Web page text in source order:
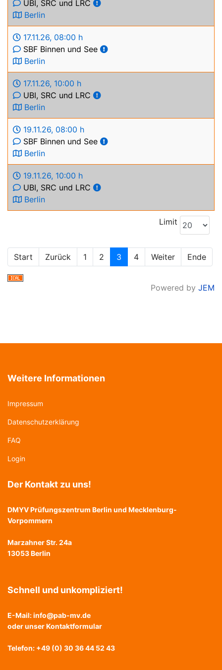
UBI, SRC und LRC
Berlin
17.11.26, 08:00 h
SBF Binnen und See
Berlin
17.11.26, 10:00 h
UBI, SRC und LRC
Berlin
19.11.26, 08:00 h
SBF Binnen und See
Berlin
19.11.26, 10:00 h
UBI, SRC und LRC
Berlin
Limit
Start Zurück 1 2 3 4 Weiter Ende
Powered by JEM
Weitere Informationen
Impressum
Datenschutzerklärung
FAQ
Login
Der Kontakt zu uns!
DMYV Prüfungszentrum Berlin und Mecklenburg-
Vorpommern
Marzahner Str. 24a
13053 Berlin
Schnell und unkompliziert!
E-Mail:info@pab-mv.de
oder unserKontaktformular
Telefon: +49 (0) 30 36 44 52 43